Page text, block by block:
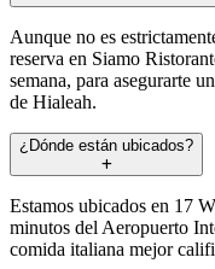
Aunque no es
reserva en Siamo
semana, para asegurarte
de Hialeah.
¿Dónde están ubicados?
Estamos ubicados en 17
minutos del Aeropuerto
comida italiana mejor